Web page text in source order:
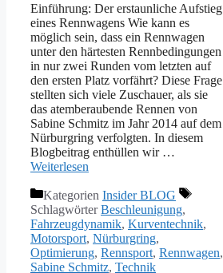
Einführung: Der erstaunliche Aufstieg
eines Rennwagens Wie kann es
möglich sein, dass ein Rennwagen
unter den härtesten Rennbedingungen
in nur zwei Runden vom letzten auf
den ersten Platz vorfährt? Diese Frage
stellten sich viele Zuschauer, als sie
das atemberaubende Rennen von
Sabine Schmitz im Jahr 2014 auf dem
Nürburgring verfolgten. In diesem
Blogbeitrag enthüllen wir …
Weiterlesen
Kategorien Insider BLOG
SchlagwörterBeschleunigung,
Fahrzeugdynamik, Kurventechnik,
Motorsport, Nürburgring,
Optimierung, Rennsport, Rennwagen,
Sabine Schmitz, Technik